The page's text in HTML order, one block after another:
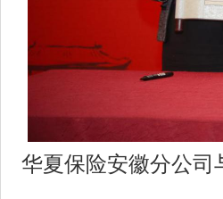
华夏保险安徽分公司